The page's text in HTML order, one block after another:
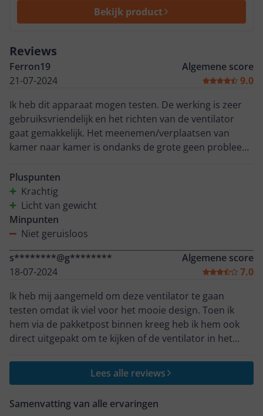
Bekijk product
Reviews
Ferron19
21-07-2024
Algemene score
9.0
Ik heb dit apparaat mogen testen. De werking is zeer
gebruiksvriendelijk en het richten van de ventilator
gaat gemakkelijk. Het meenemen/verplaatsen van
kamer naar kamer is ondanks de grote geen probleem
Pluspunten
Krachtig
Licht van gewicht
Minpunten
Niet geruisloos
s********@g********
18-07-2024
Algemene score
7.0
Ik heb mij aangemeld om deze ventilator te gaan
testen omdat ik viel voor het mooie design. Toen ik
hem via de pakketpost binnen kreeg heb ik hem ook
direct uitgepakt om te kijken of de ventilator in het
had verwacht. Toen ik hem om mijn tafel had
neergezet was ik erg benieuwd naar het geluid. Je hebt
dat hij op de hoogste stand amper geluid maakte. Dit
Lees alle reviews
Samenvatting van alle ervaringen